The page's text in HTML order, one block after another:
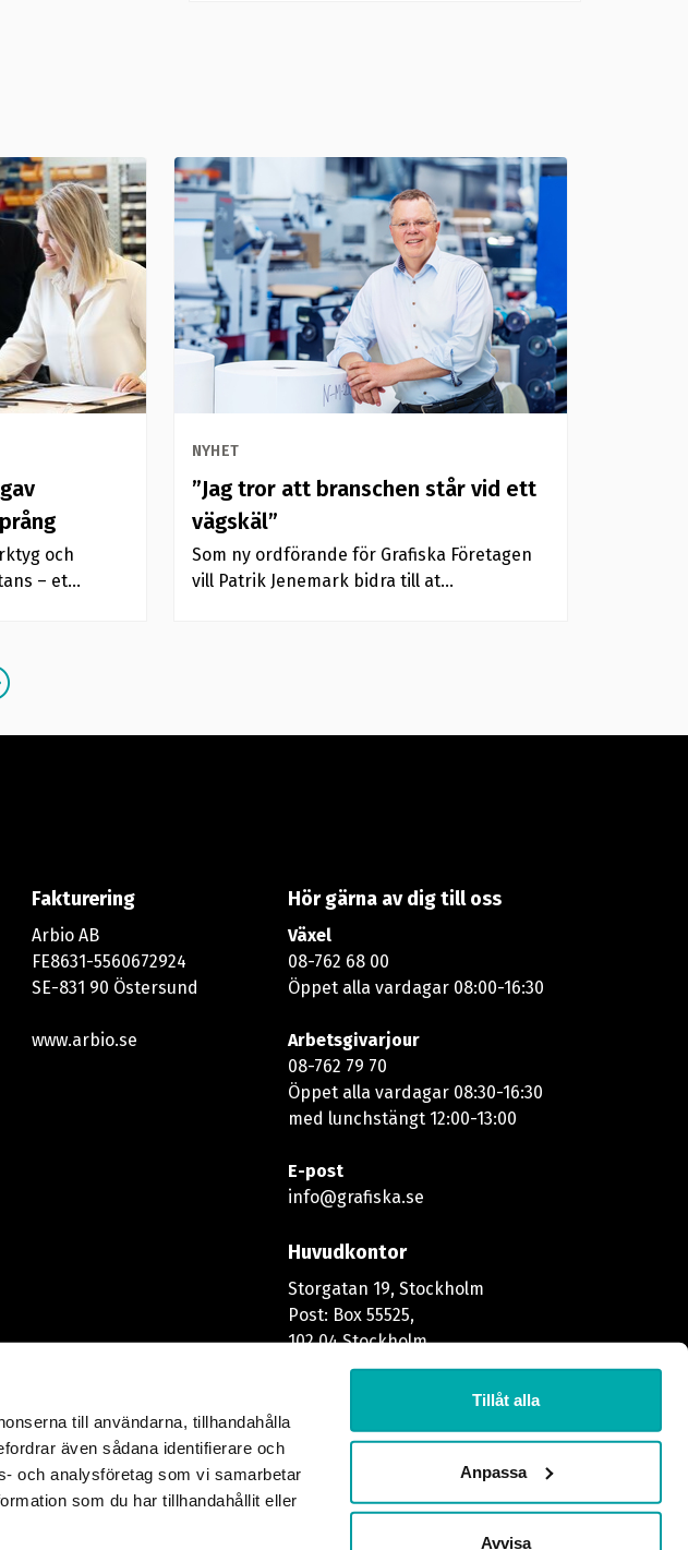
till användarna, tillhandahålla
även sådana identifierare och
och analysföretag som vi samarbetar
som du har tillhandahållit eller
Tillåt alla
Anpassa
Avvisa
och
– et...
NYHET
”Jag tror att branschen står vid ett
vägskäl”
Som ny ordförande för Grafiska Företagen
vill Patrik Jenemark bidra till at...
Fakturering
Arbio AB
FE8631-5560672924
SE-831 90 Östersund
www.arbio.se
Hör gärna av dig till oss
Växel
08-762 68 00
Öppet alla vardagar 08:00-16:30​​
Arbetsgivarjour
08-762 79 70
Öppet alla vardagar 08:30-16:30
med lunchstängt 12:00-13:00​
E-post
info@grafiska.se
Huvudkontor
Storgatan 19, Stockholm
Post: Box 55525,
102 04 Stockholm
Godsmottagningen
114 52 Stockholm